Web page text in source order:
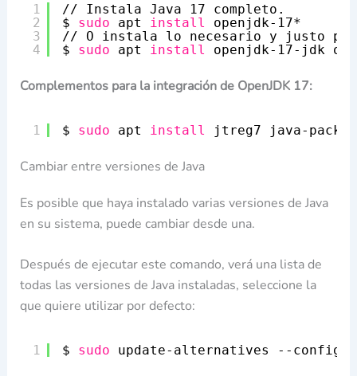
1
2
3
4
//
Instala Java 17 completo.
$ sudo apt install
openjdk-17*
//
O instala lo necesario y justo
$ sudo apt install openjdk-17-jdk
Complementos para la integración de OpenJDK 17:
1 $ sudo apt install jtreg7 java-
Cambiar entre versiones de Java
Es posible que haya instalado varias versiones de Java
en su sistema, puede cambiar desde una.
Después de ejecutar este comando, verá una lista de
todas las versiones de Java instaladas, seleccione la
que quiere utilizar por defecto:
1 $ sudo update-alternatives --config